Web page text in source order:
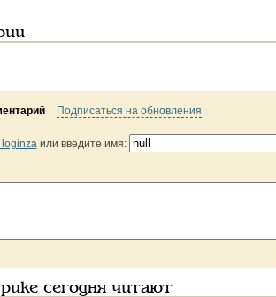
Подписаться на обновления
или введите имя:
сегодня читают